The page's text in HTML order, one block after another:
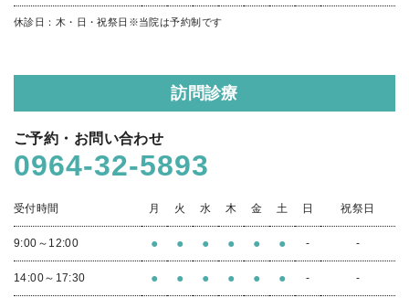
休診日：木・日・祝祭日 ※当院は予約制です
訪問診療
ご予約・お問い合わせ
0964-32-5893
受付時間 月 火 水 木 金 土 日 祝祭日
9:00～12:00 ● ● ● ● ● ● - -
14:00～17:30 ● ● ● ● ● ● - -